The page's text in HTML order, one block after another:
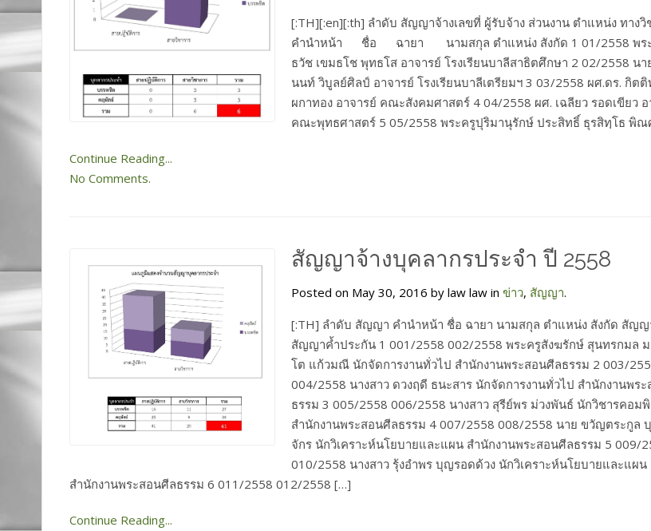
[:TH][:en][:th] ลำดับ สัญญาจ้างเลขที่ ผู้รับจ้าง ส่วนงาน ตำแหน่ง ทางวิ
คำนำหน้า ชื่อ ฉายา นามสกุล ตำแหน่ง สังกัด 1 01/2558 พร
ธวัช เขมธโช พุทธโส อาจารย์ โรงเรียนบาลีสาธิตศึกษา 2 02/2558 นา
นนท์ วิบูลย์ศิลป์ อาจารย์ โรงเรียนบาลีเตรียมฯ 3 03/2558 ผศ.ดร. กิต
ผกาทอง อาจารย์ คณะสังคมศาสตร์ 4 04/2558 ผศ. เฉลียว รอดเขียว อ
คณะพุทธศาสตร์ 5 05/2558 พระครูปุริมานุรักษ์ ประสิทธิ์ ธุรสิทฺโธ พิ
Continue Reading...
No Comments.
สัญญาจ้างบุคลากรประจำ ปี 2558
Posted on May 30, 2016 by law law in ข่าว, สัญญา.
[:TH] ลำดับ สัญญา คำนำหน้า ชื่อ ฉายา นามสกุล ตำแหน่ง สังกัด สัญญ
สัญญาค้ำประกัน 1 001/2558 002/2558 พระครูสังฆรักษ์ สุนทรกมล
โต แก้วมณี นักจัดการงานทั่วไป สำนักงานพระสอนศีลธรรม 2 003/
004/2558 นางสาว ดวงฤดี ธนะสาร นักจัดการงานทั่วไป สำนักงานพร
ธรรม 3 005/2558 006/2558 นางสาว สุรีย์พร ม่วงพันธ์ นักวิชารคอมพิ
สำนักงานพระสอนศีลธรรม 4 007/2558 008/2558 นาย ขวัญตระกูล
จักร นักวิเคราะห์นโยบายและแผน สำนักงานพระสอนศีลธรรม 5 009/
010/2558 นางสาว รุ้งอำพร บุญรอดด้วง นักวิเคราะห์นโยบายและแผน
สำนักงานพระสอนศีลธรรม 6 011/2558 012/2558 […]
Continue Reading...